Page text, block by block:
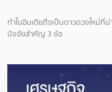
ทำไมอินเดียถึงเป็นดาวดวงใหม่ที่
ปัจจัยสำคัญ 3 ข้อ